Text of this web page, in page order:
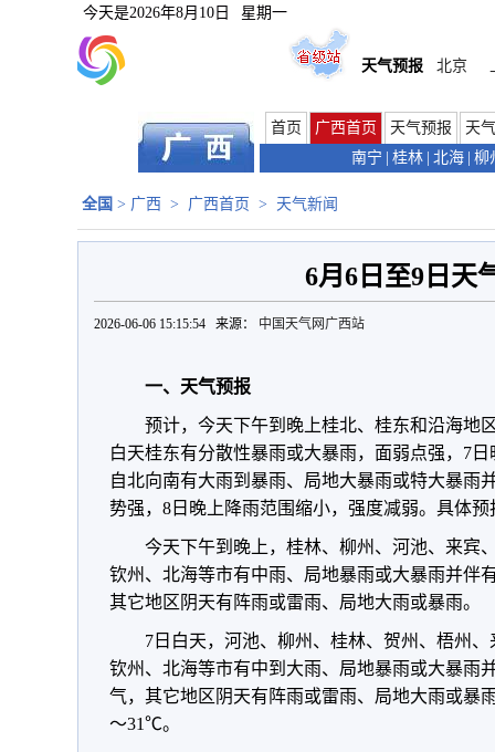
今天是2026年8月10日 星期一
天气预报 北京
首页 广西首页 天气预报
天
南宁
桂林 北海 柳
全国 > 广西 > 广西首页 > 天气新闻
6月6日至9日天
2026-06-06 15:15:54 来源： 中国天气网广西站
一、天气预报
预计，今天下午到晚上桂北、桂东和沿海地
白天桂东有分散性暴雨或大暴雨，面弱点强，7
自北向南有大雨到暴雨、局地大暴雨或特大暴雨
势强，8日晚上降雨范围缩小，强度减弱。具体预
今天下午到晚上，桂林、柳州、河池、来宾
钦州、北海等市有中雨、局地暴雨或大暴雨并伴
其它地区阴天有阵雨或雷雨、局地大雨或暴雨。
7日白天，河池、柳州、桂林、贺州、梧州
钦州、北海等市有中到大雨、局地暴雨或大暴雨
气，其它地区阴天有阵雨或雷雨、局地大雨或暴
～31℃。